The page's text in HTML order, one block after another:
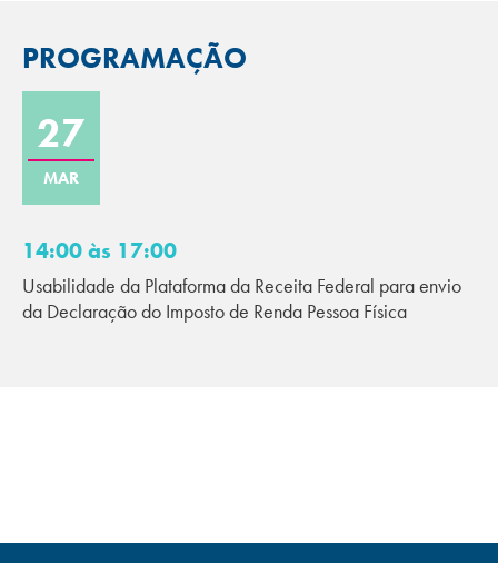
PROGRAMAÇÃO
27
MAR
14:00 às 17:00
Usabilidade da Plataforma da Receita Federal para envio
da Declaração do Imposto de Renda Pessoa Física